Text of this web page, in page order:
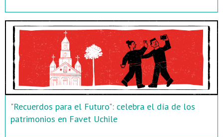
"Recuerdos para el Futuro": celebra el día de los
patrimonios en Favet Uchile